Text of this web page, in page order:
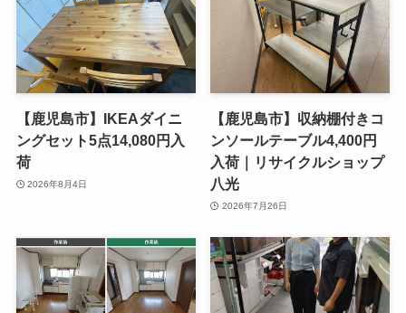
【鹿児島市】IKEAダイニ
ングセット5点14,080円入
荷
2026年8月4日
【鹿児島市】収納棚付きコ
ンソールテーブル4,400円
入荷｜リサイクルショップ
八光
2026年7月26日